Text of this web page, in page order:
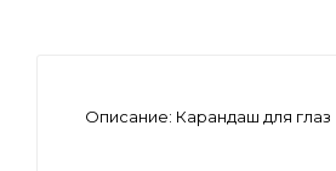
Описание: Карандаш для глаз